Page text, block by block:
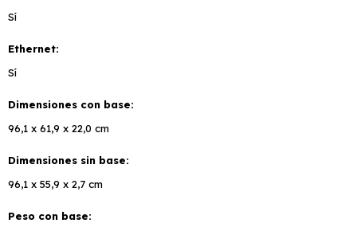
Sí
Ethernet
Sí
Dimensiones con base
96,1 x 61,9 x 22,0 cm
Dimensiones sin base
96,1 x 55,9 x 2,7 cm
Peso con base